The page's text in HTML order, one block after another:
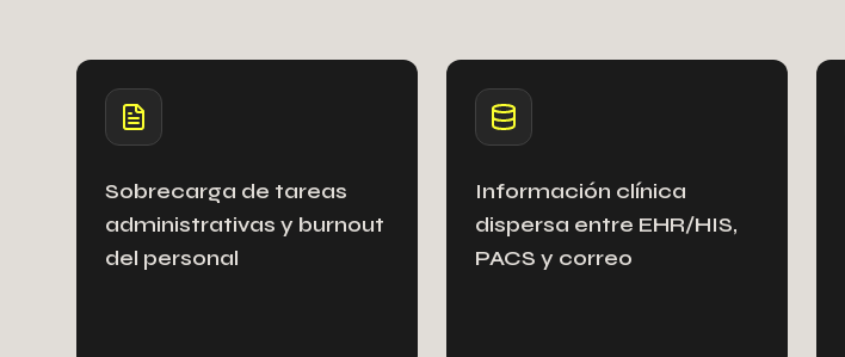
Sobrecarga de tareas
administrativas y burnout
del personal
Información clínica
dispersa entre EHR/HIS,
PACS y correo